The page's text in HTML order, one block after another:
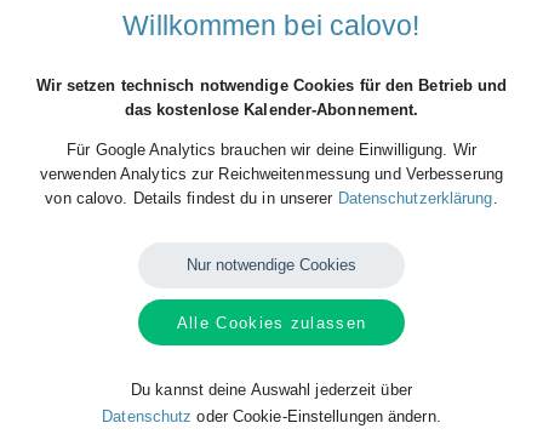
(JuGru) Treffpunkt und Auftritt
Beginn der Veranstaltung
29
Mai
Do.
Ende der Veranstaltung
29
2025
15:00
Kalender anlegen und mit der Welt teilen:
http://bit.ly/calovo_kostenlos_starten
Willkommen bei calovo!
Wir setzen technisch notwendige Cookies für den Betrieb und
das kostenlose Kalender-Abonnement.
Für Google Analytics brauchen wir deine Einwilligung. Wir
verwenden Analytics zur Reichweitenmessung und Verbesserung
von calovo. Details findest du in unserer Datenschutzerklärung
Nur notwendige Cookies
Alle Cookies zulassen
Du kannst deine Auswahl jederzeit über
Datenschutz oder Cookie-Einstellungen ändern.